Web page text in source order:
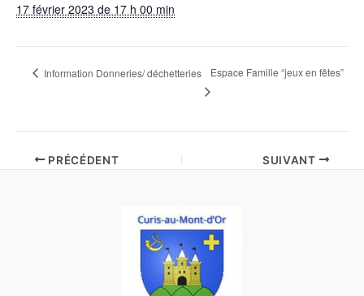
17 février 2023 de 17 h 00 min
Information Donneries/ déchetteries Espace Famille “jeux en fêtes”
PRÉCÉDENT SUIVANT